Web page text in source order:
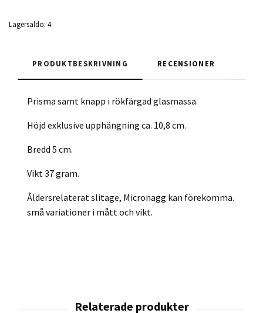
Lagersaldo: 4
PRODUKTBESKRIVNING RECENSIONER
Prisma samt knapp i rökfärgad glasmassa.
Höjd exklusive upphängning ca. 10,8 cm.
Bredd 5 cm.
Vikt 37 gram.
Åldersrelaterat slitage, Micronagg kan förekomma.
små variationer i mått och vikt.